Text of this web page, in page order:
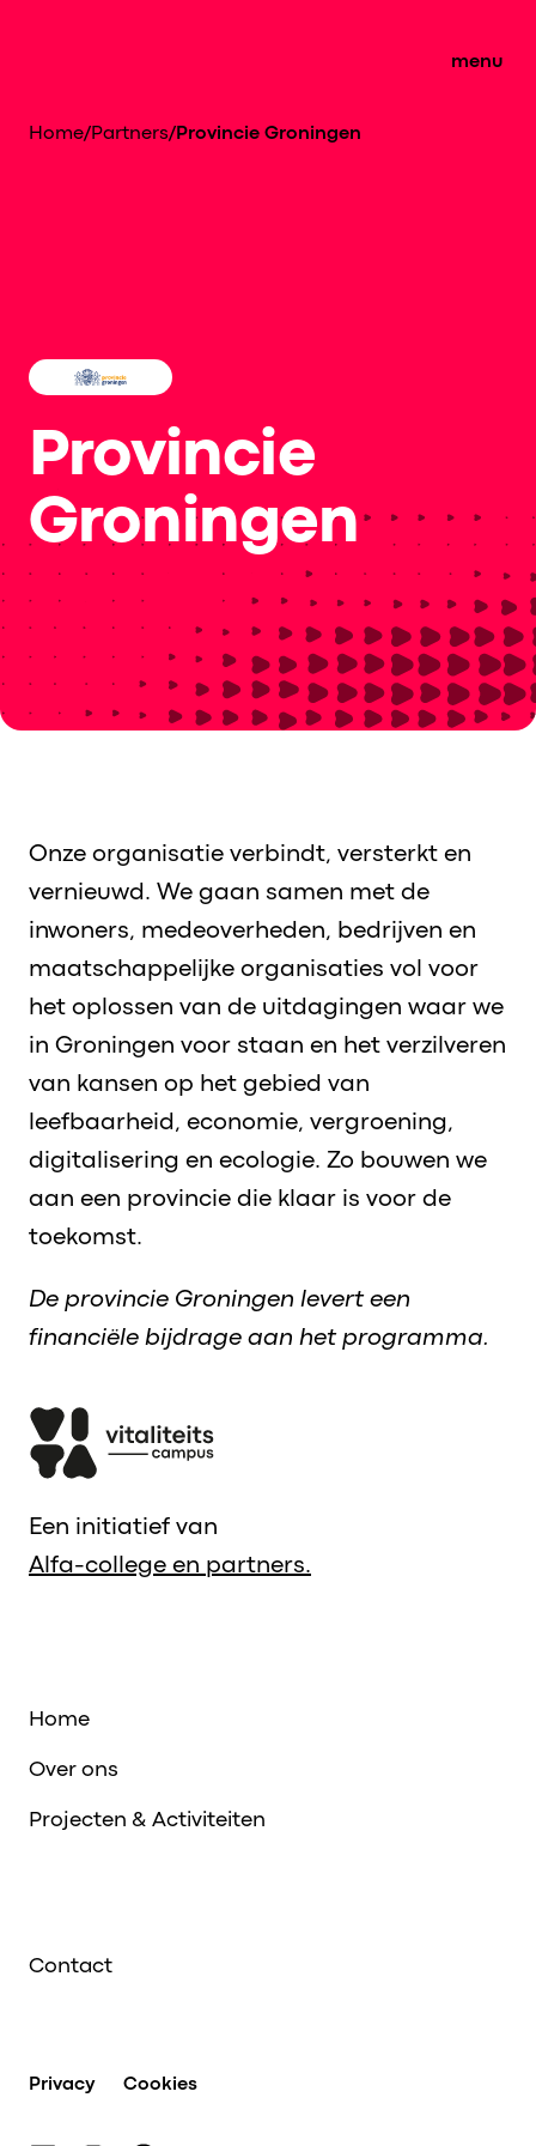
menu
Home/Partners/ Provincie Groningen
Provincie
Groningen
Onze organisatie verbindt, versterkt en
vernieuwd. We gaan samen met de
inwoners, medeoverheden, bedrijven en
maatschappelijke organisaties vol voor
het oplossen van de uitdagingen waar we
in Groningen voor staan en het verzilveren
van kansen op het gebied van
leefbaarheid, economie, vergroening,
digitalisering en ecologie. Zo bouwen we
aan een provincie die klaar is voor de
toekomst.
De provincie Groningen levert een
financiële bijdrage aan het programma.
Een initiatief van
Alfa-college en partners.
Home
Over ons
Projecten & Activiteiten
Contact
Privacy Cookies